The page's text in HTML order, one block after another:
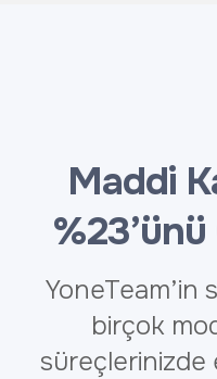
Maddi
YoneTeam’in
birçok
süreçlerinizde